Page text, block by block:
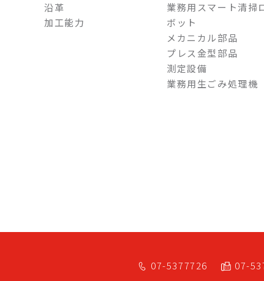
沿革
加工能力
業務用スマート清掃
ボット
メカニカル部品
プレス金型部品
測定設備
業務用生ごみ処理機
07-5377726 07-